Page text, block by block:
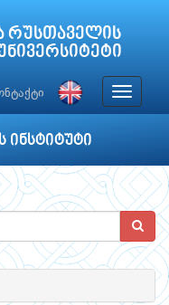
რუსთაველის
Toggle
ინსტიტუტი